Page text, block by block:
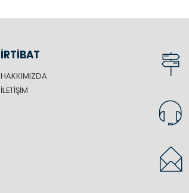
İRTİBAT
HAKKIMIZDA
İLETIŞIM